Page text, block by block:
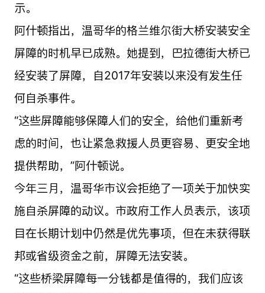
示。
阿什顿指出，温哥华的格兰维尔街大桥安装安全
屏障的时机早已成熟。她提到，巴拉德街大桥已
经安装了屏障，自2017年安装以来没有发生任
何自杀事件。
“这些屏障能够保障人们的安全，给他们重新考
虑的时间，也让紧急救援人员更容易、更安全地
提供帮助，”阿什顿说。
今年三月，温哥华市议会拒绝了一项关于加快实
施自杀屏障的动议。市政府工作人员表示，该项
目在长期计划中仍然是优先事项，但在未获得联
邦或省级资金之前，屏障无法安装。
“这些桥梁屏障每一分钱都是值得的，我们应该